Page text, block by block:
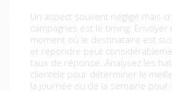
Un aspect souvent négligé mais
campagnes est le timing. Envoyer
moment où le destinataire est
et répondre peut
taux de réponse. Analysez les
clientèle pour déterminer le
la journée ou de la semaine pour